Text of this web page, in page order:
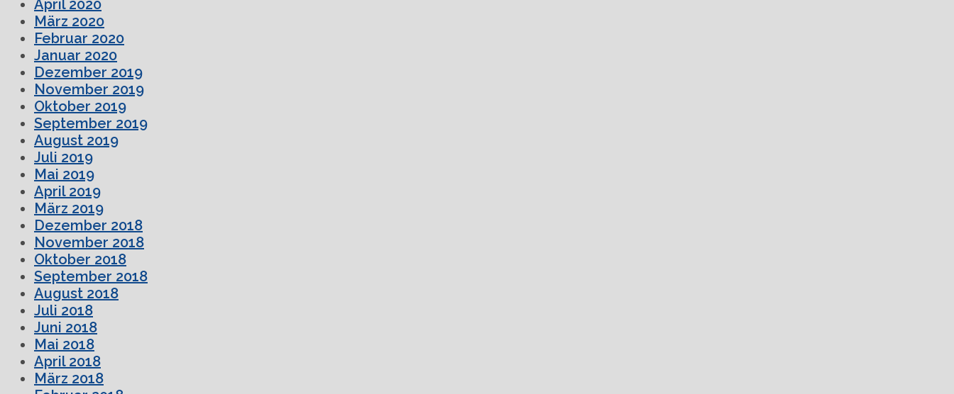
April 2020
März 2020
Februar 2020
Januar 2020
Dezember 2019
November 2019
Oktober 2019
September 2019
August 2019
Juli 2019
Mai 2019
April 2019
März 2019
Dezember 2018
November 2018
Oktober 2018
September 2018
August 2018
Juli 2018
Juni 2018
Mai 2018
April 2018
März 2018